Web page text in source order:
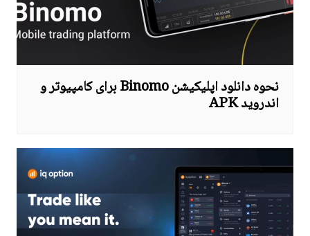
نحوه دانلود اپلیکیشن Binomo برای کامپیوتر و
اندروید APK